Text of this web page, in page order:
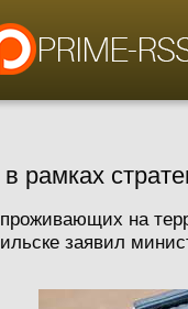
рамках
на
заявил